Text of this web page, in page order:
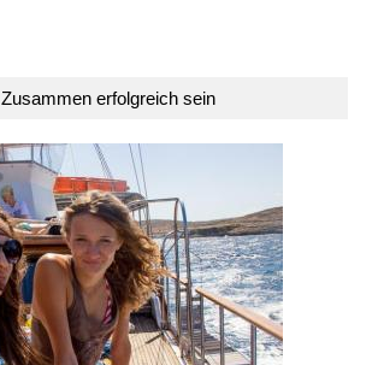
Zusammen erfolgreich sein